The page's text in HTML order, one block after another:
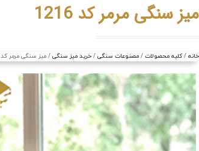
میز سنگی مرمر کد 1216
خانه کلیه محصولات مصنوعات سنگی خرید میز سنگی میز سنگی مرمر کد 1216